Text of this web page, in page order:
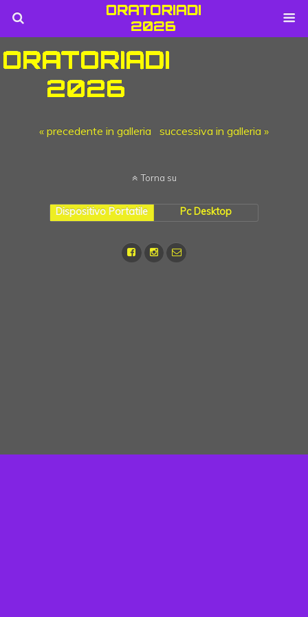
« precedente in galleria successiva in galleria »
Torna su
Dispositivo Portatile Pc Desktop